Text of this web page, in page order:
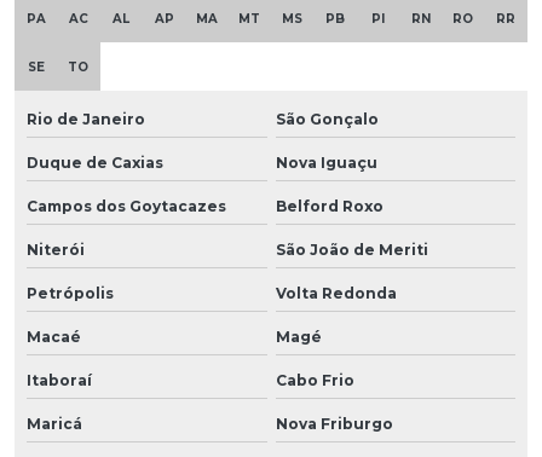
PA AC AL AP MA MT MS PB PI RN RO RR
SE TO
Rio de Janeiro São Gonçalo
Duque de Caxias Nova Iguaçu
Campos dos Goytacazes Belford Roxo
Niterói São João de Meriti
Petrópolis Volta Redonda
Macaé Magé
Itaboraí Cabo Frio
Maricá Nova Friburgo